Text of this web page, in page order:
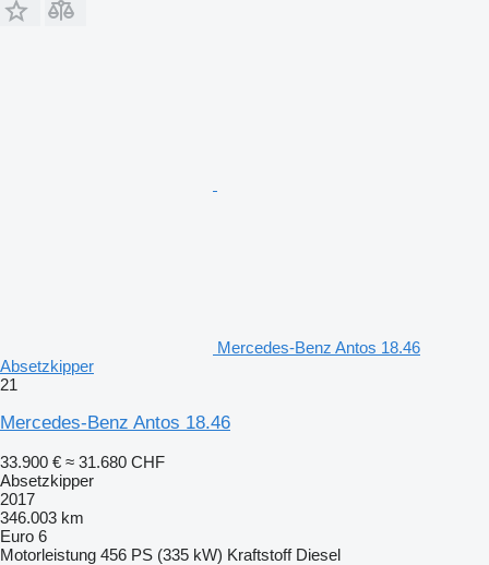
Mercedes-Benz Antos 18.46
Absetzkipper
21
Mercedes-Benz Antos 18.46
33.900 € ≈ 31.680 CHF
Absetzkipper
2017
346.003 km
Euro 6
Motorleistung 456 PS (335 kW) Kraftstoff Diesel